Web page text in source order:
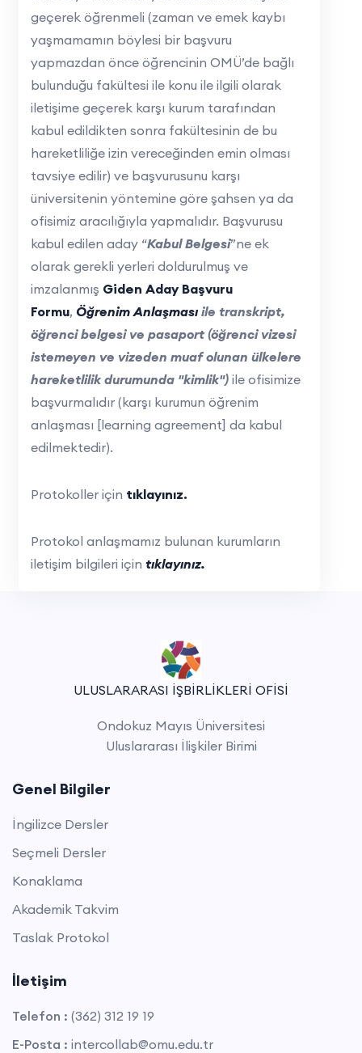
geçerek öğrenmeli (zaman ve emek kaybı
yaşmamamın böylesi bir başvuru
yapmazdan önce öğrencinin OMÜ’de bağlı
bulunduğu fakültesi ile konu ile ilgili olarak
iletişime geçerek karşı kurum tarafından
kabul edildikten sonra fakültesinin de bu
hareketliliğe izin vereceğinden emin olması
tavsiye edilir) ve başvurusunu karşı
üniversitenin yöntemine göre şahsen ya da
ofisimiz aracılığıyla yapmalıdır. Başvurusu
kabul edilen aday “Kabul Belgesi”ne ek
olarak gerekli yerleri doldurulmuş ve
imzalanmış Giden Aday Başvuru
Formu, Öğrenim Anlaşmasıile transkript,
öğrenci belgesi ve pasaport (öğrenci vizesi
istemeyen ve vizeden muaf olunan ülkelere
hareketlilik durumunda "kimlik")ile ofisimize
başvurmalıdır (karşı kurumun öğrenim
anlaşması [learning agreement] da kabul
edilmektedir).
Protokoller için tıklayınız.
Protokol anlaşmamız bulunan kurumların
iletişim bilgileri için tıklayınız.
ULUSLARARASI İŞBİRLİKLERİ OFİSİ
Ondokuz Mayıs Üniversitesi
Uluslararası İlişkiler Birimi
Genel Bilgiler
İngilizce Dersler
Seçmeli Dersler
Konaklama
Akademik Takvim
Taslak Protokol
İletişim
Telefon : (362) 312 19 19
E-Posta : intercollab@omu.edu.tr